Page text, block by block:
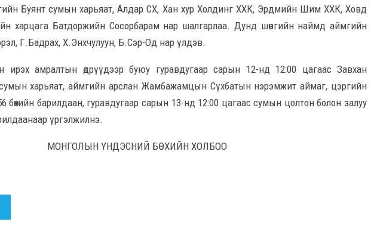
Буянт сумын харьяат, Алдар СХ, Хан хур Холдинг ХХК, Эрдмийн Шим ХХК, Ховд
харцага Батдоржийн Сосорбарам нар шалгарлаа. Дунд шөвгийн наймд аймгийн
Г.Бадрах, Х.Энхчулуун, Б.Сэр-Од нар үлдэв.
ирэх амралтын өдрүүдээр буюу гуравдугаар сарын 12-нд 12:00 цагаас Завхан
харьяат, аймгийн арслан Жамбажамцын Сүхбатын нэрэмжит аймаг, цэргийн
бөхийн барилдаан, гуравдугаар сарын 13-нд 12:00 цагаас сумын цолтон болон залуу
үргэлжилнэ.
МОНГОЛЫН ҮНДЭСНИЙ БӨХИЙН ХОЛБОО